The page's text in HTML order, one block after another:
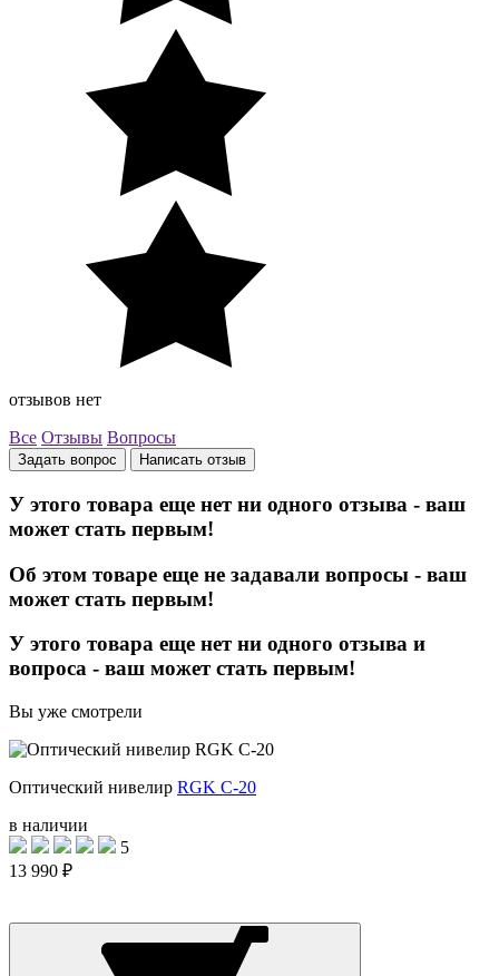
отзывов нет
Все Отзывы Вопросы
Задать вопрос Написать отзыв
У этого товара еще нет ни одного отзыва - ваш
может стать первым!
Об этом товаре еще не задавали вопросы - ваш
может стать первым!
У этого товара еще нет ни одного отзыва и
вопроса - ваш может стать первым!
Вы уже смотрели
Оптический нивелир RGK C-20
в наличии
5
13 990 ₽